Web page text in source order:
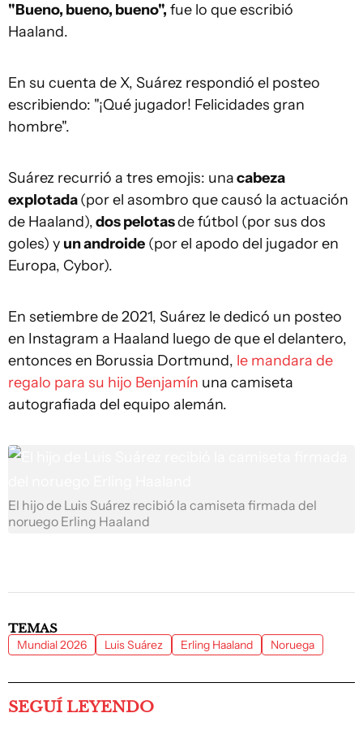
"Bueno, bueno, bueno", fue lo que escribió
Haaland.
En su cuenta de X, Suárez respondió el posteo
escribiendo: "¡Qué jugador! Felicidades gran
hombre".
Suárez recurrió a tres emojis: unacabeza
explotada(por el asombro que causó la actuación
de Haaland),dos pelotasde fútbol (por sus dos
goles) y un androide (por el apodo del jugador en
Europa, Cybor).
En setiembre de 2021, Suárez le dedicó un posteo
en Instagram a Haaland luego de que el delantero,
entonces en Borussia Dortmund, le mandara de
regalo para su hijo Benjamín una camiseta
autografiada del equipo alemán.
El hijo de Luis Suárez recibió la camiseta firmada del
noruego Erling Haaland
TEMAS
Mundial 2026 Luis Suárez Erling Haaland Noruega
SEGUÍ LEYENDO